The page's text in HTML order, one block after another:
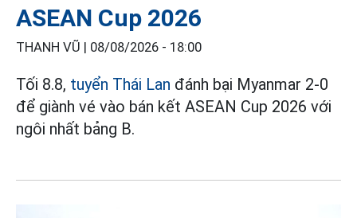
ASEAN Cup 2026
THANH VŨ | 08/08/2026 - 18:00
Tối 8.8, tuyển Thái Lan đánh bại Myanmar 2-0
để giành vé vào bán kết ASEAN Cup 2026 với
ngôi nhất bảng B.